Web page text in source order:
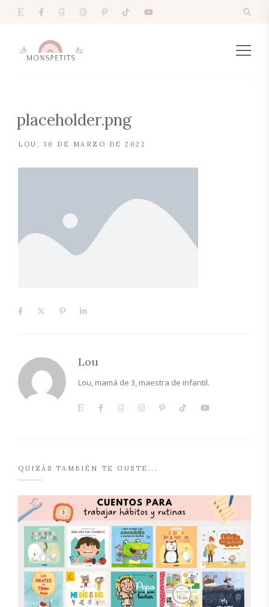
placeholder.png
LOU 30 DE MARZO DE 2022
Lou
Lou, mamá de 3, maestra de infantil.
QUIZÁS TAMBIÉN TE GUSTE...